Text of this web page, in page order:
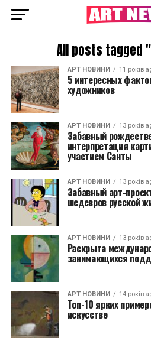
All posts
АРТ НОВИНИ 11 років
5 интересных
художников
АРТ НОВИНИ 13 років
Забавный
интерпретация
участием Санты
АРТ НОВИНИ 13 років
Забавный арт-
шедевров русской
АРТ НОВИНИ 13 років
Раскрыта
занимающихся
АРТ НОВИНИ 14 років
Топ-10 ярких
искусстве